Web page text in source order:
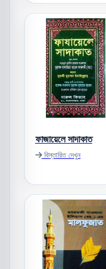
ফাজায়েলে সাদাকাত
বিস্তারিত দেখুন